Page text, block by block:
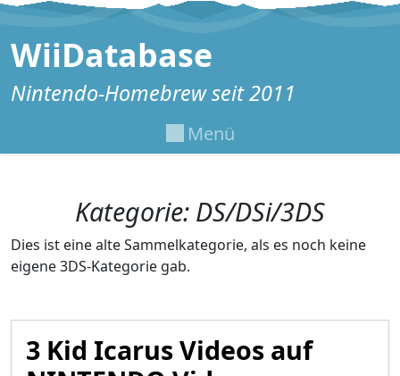
Zum Inhalt springen
WiiDatabase
Nintendo-Homebrew seit 2011
Menü
Kategorie: DS/DSi/3DS
Dies ist eine alte Sammelkategorie, als es noch keine
eigene 3DS-Kategorie gab.
3 Kid Icarus Videos auf